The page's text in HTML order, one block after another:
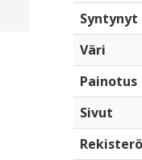
Syntynyt
Väri
Painotus
Sivut